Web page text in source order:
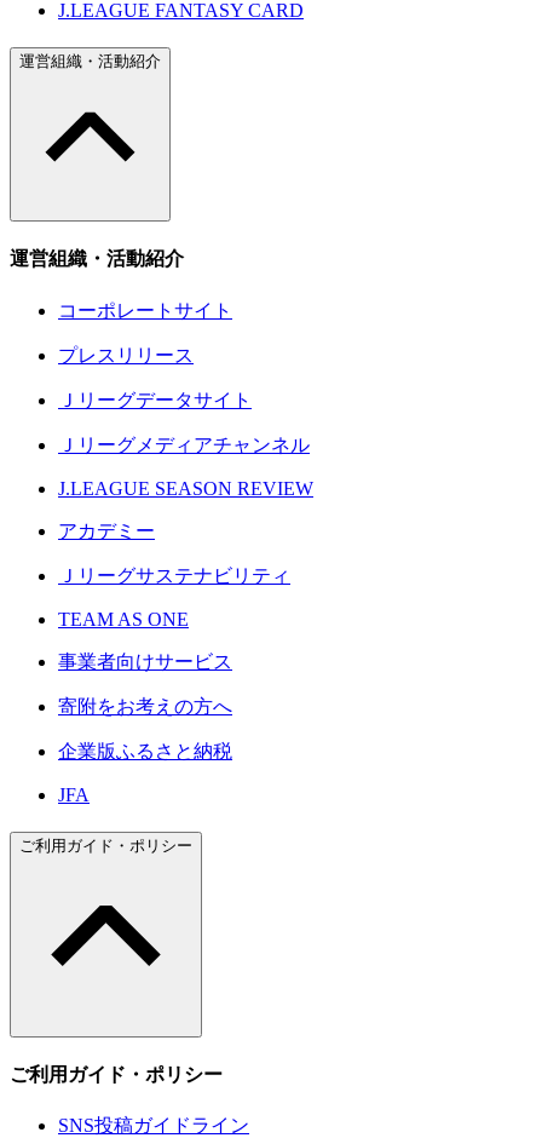
J.LEAGUE FANTASY CARD
運営組織・活動紹介
運営組織・活動紹介
コーポレートサイト
プレスリリース
Ｊリーグデータサイト
Ｊリーグメディアチャンネル
J.LEAGUE SEASON REVIEW
アカデミー
Ｊリーグサステナビリティ
TEAM AS ONE
事業者向けサービス
寄附をお考えの方へ
企業版ふるさと納税
JFA
ご利用ガイド・ポリシー
ご利用ガイド・ポリシー
SNS投稿ガイドライン